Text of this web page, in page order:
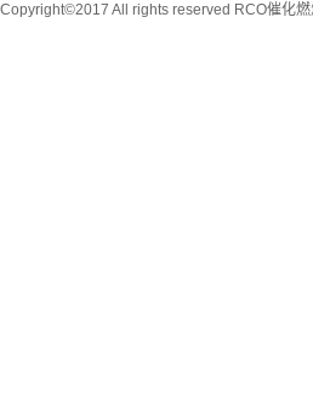
Copyright©2017 All rights reserved RCO催化